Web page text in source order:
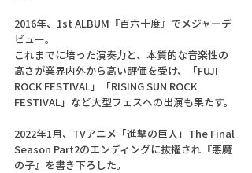
2016年、1st ALBUM『百六十度』でメジャーデ
ビュー。
これまでに培った演奏力と、本質的な音楽性の
高さが業界内外から高い評価を受け、「FUJI
ROCK FESTIVAL」「RISING SUN ROCK
FESTIVAL」など大型フェスへの出演も果たす。
2022年1月、TVアニメ「進撃の巨人」The Final
Season Part2のエンディングに抜擢され『悪魔
の子』を書き下ろした。